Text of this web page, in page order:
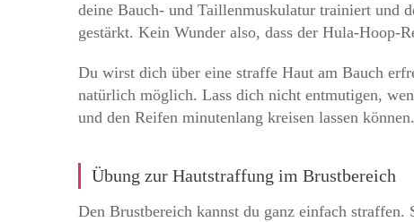
deine Bauch- und Taillenmuskulatur trainiert und
gestärkt. Kein Wunder also, dass der Hula-Hoop-
Du wirst dich über eine straffe Haut am Bauch
natürlich möglich. Lass dich nicht entmutigen,
und den Reifen minutenlang kreisen lassen können.
Übung zur Hautstraffung im Brustbereich
Den Brustbereich kannst du ganz einfach